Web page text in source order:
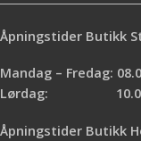
Åpningstider Butikk
Mandag – Fredag:
Lørdag: 10.00
Åpningstider Butikk